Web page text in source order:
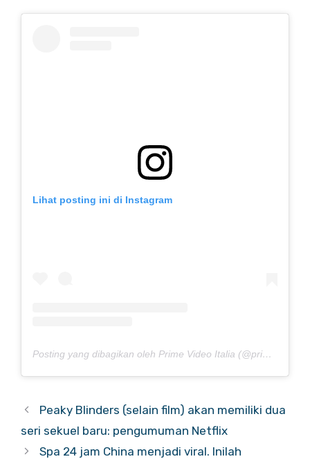
Lihat posting ini di Instagram
Posting yang dibagikan oleh Prime Video Italia (@primevideoit)
Peaky Blinders (selain film) akan memiliki dua
seri sekuel baru: pengumuman Netflix
Spa 24 jam China menjadi viral. Inilah